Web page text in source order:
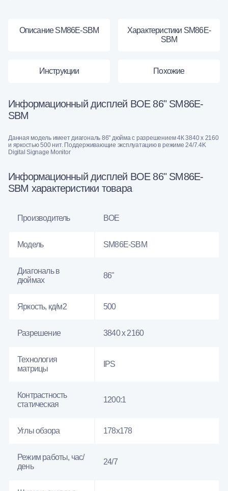
Описание SM86E-SBM
Характеристики SM86E-
SBM
Инструкции Похожие
Информационный дисплей BOE 86" SM86E-
SBM
Данная модель имеет диагональ 86" дюйма с разрешением 4К 3840 х 2160
и яркостью 500 нит. Поддерживающие эксплуатацию в режиме 24/7.4K
Digital Signage Monitor
Информационный дисплей BOE 86" SM86E-
SBM характеристики товара
Производитель BOE
Модель SM86E-SBM
Диагональ в
дюймах
86"
Яркость, кд/м2 500
Разрешение 3840 x 2160
Технология
матрицы
IPS
Контрастность
статическая
1200:1
Углы обзора 178x178
Режим работы, час/
день
24/7